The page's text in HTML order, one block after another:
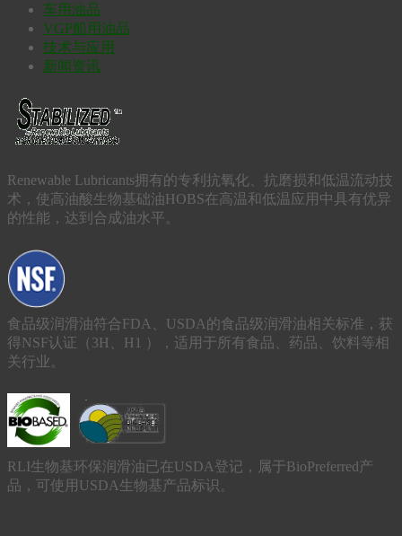
车用油品
VGP船用油品
技术与应用
新闻资讯
Renewable Lubricants拥有的专利抗氧化、抗磨损和低温流动技
术，使高油酸生物基础油HOBS在高温和低温应用中具有优异
的性能，达到合成油水平。
食品级润滑油符合FDA、USDA的食品级润滑油相关标准，获
得NSF认证（3H、H1 ），适用于所有食品、药品、饮料等相
关行业。
RLI生物基环保润滑油已在USDA登记，属于BioPreferred产
品，可使用USDA生物基产品标识。